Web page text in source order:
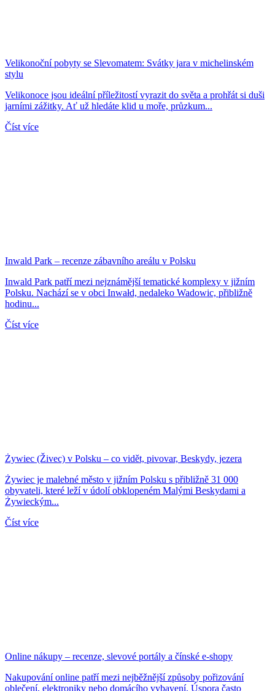
Velikonoční pobyty se Slevomatem: Svátky jara v michelinském
stylu
Velikonoce jsou ideální příležitostí vyrazit do světa a prohřát si duši
jarními zážitky. Ať už hledáte klid u moře, průzkum...
Číst více
Inwald Park – recenze zábavního areálu v Polsku
Inwald Park patří mezi nejznámější tematické komplexy v jižním
Polsku. Nachází se v obci Inwałd, nedaleko Wadowic, přibližně
hodinu...
Číst více
Żywiec (Živec) v Polsku – co vidět, pivovar, Beskydy, jezera
Żywiec je malebné město v jižním Polsku s přibližně 31 000
obyvateli, které leží v údolí obklopeném Malými Beskydami a
Żywieckým...
Číst více
Online nákupy – recenze, slevové portály a čínské e-shopy
Nakupování online patří mezi nejběžnější způsoby pořizování
oblečení, elektroniky nebo domácího vybavení. Úspora často